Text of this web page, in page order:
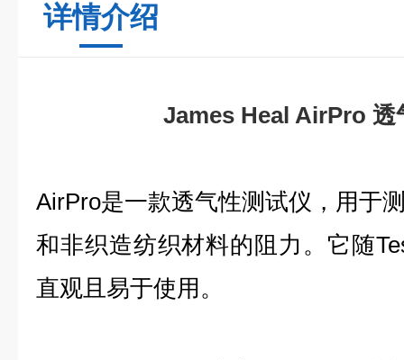
详情介绍
James Heal AirPro 透
AirPro是一款透气性测试仪，用于
和非织造纺织材料的阻力。它随
直观且易于使用。